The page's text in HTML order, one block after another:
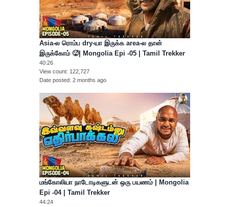
Asia-ல ரொம்ப dry-யா இருக்க area-ல தான்
இருக்கோம் 🥵| Mongolia Epi -05 | Tamil Trekker
40:26
View count
122,727
Date posted 2 months ago
மங்கோலியா நாடோடிகளுடன் ஒரு பயணம் | Mongolia
Epi -04 | Tamil Trekker
44:24